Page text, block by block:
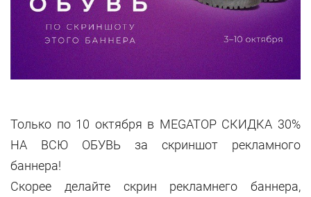
Только по 10 октября в MEGATOP СКИДКА 30%
НА ВСЮ ОБУВЬ за скриншот рекламного
баннера!
Скорее делайте скрин рекламнего баннера,